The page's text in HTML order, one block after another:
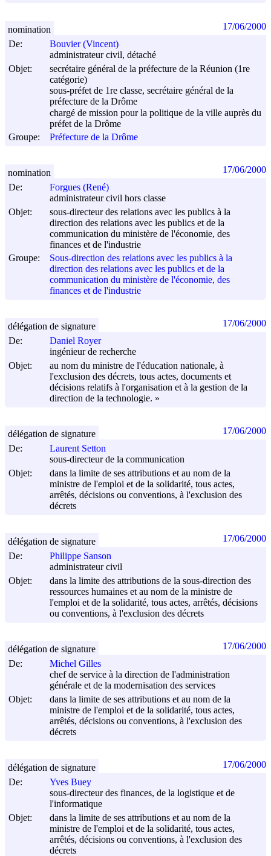
De:
Bouvier (Vincent)
administrateur civil, détaché
Objet:
secrétaire général de la préfecture de la Réunion (1re
catégorie)
sous-préfet de 1re classe, secrétaire général de la
préfecture de la Drôme
chargé de mission pour la politique de la ville auprès du
préfet de la Drôme
Groupe:
Préfecture de la Drôme
nomination 17/06/2000
De:
Forgues (René)
administrateur civil hors classe
Objet:
sous-directeur des relations avec les publics à la
direction des relations avec les publics et de la
communication du ministère de l'économie, des
finances et de l'industrie
Groupe:
Sous-direction des relations avec les publics à la
direction des relations avec les publics et de la
communication du ministère de l'économie, des
finances et de l'industrie
nomination 17/06/2000
De:
Daniel Royer
ingénieur de recherche
Objet:
au nom du ministre de l'éducation nationale, à
l'exclusion des décrets, tous actes, documents et
décisions relatifs à l'organisation et à la gestion de la
direction de la technologie. »
délégation de signature 17/06/2000
De:
Laurent Setton
sous-directeur de la communication
Objet:
dans la limite de ses attributions et au nom de la
ministre de l'emploi et de la solidarité, tous actes,
arrêtés, décisions ou conventions, à l'exclusion des
décrets
délégation de signature 17/06/2000
De:
Philippe Sanson
administrateur civil
Objet:
dans la limite des attributions de la sous-direction des
ressources humaines et au nom de la ministre de
l'emploi et de la solidarité, tous actes, arrêtés, décisions
ou conventions, à l'exclusion des décrets
délégation de signature 17/06/2000
De:
Michel Gilles
chef de service à la direction de l'administration
générale et de la modernisation des services
Objet:
dans la limite de ses attributions et au nom de la
ministre de l'emploi et de la solidarité, tous actes,
arrêtés, décisions ou conventions, à l'exclusion des
décrets
délégation de signature 17/06/2000
De:
Yves Buey
sous-directeur des finances, de la logistique et de
l'informatique
Objet:
dans la limite de ses attributions et au nom de la
ministre de l'emploi et de la solidarité, tous actes,
arrêtés, décisions ou conventions, à l'exclusion des
décrets
délégation de signature 17/06/2000